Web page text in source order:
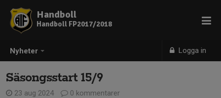
Nyheter Logga in
Handboll
Handboll FP2017/2018
Säsongsstart 15/9
23 aug 2024
0 kommentarer